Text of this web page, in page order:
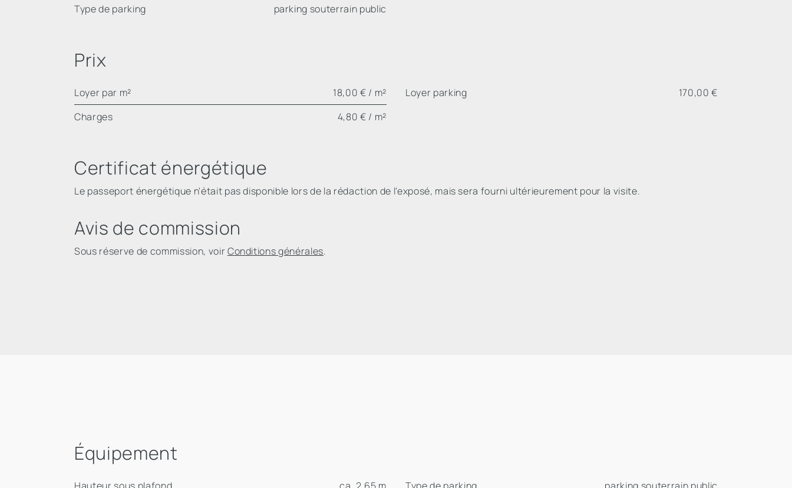
Type de parking
parking souterrain public
Prix
Loyer par m²
18,00 € / m²
Charges
4,80 € / m²
Loyer parking 170,00 €
Certificat énergétique
Le passeport énergétique n'était pas disponible lors de la rédaction de l'exposé, mais sera fourni ultérieurement pour la visite.
Avis de commission
Sous réserve de commission, voir Conditions générales.
Équipement
Hauteur sous plafond
ca. 2,65 m
Type de parking
parking souterrain public